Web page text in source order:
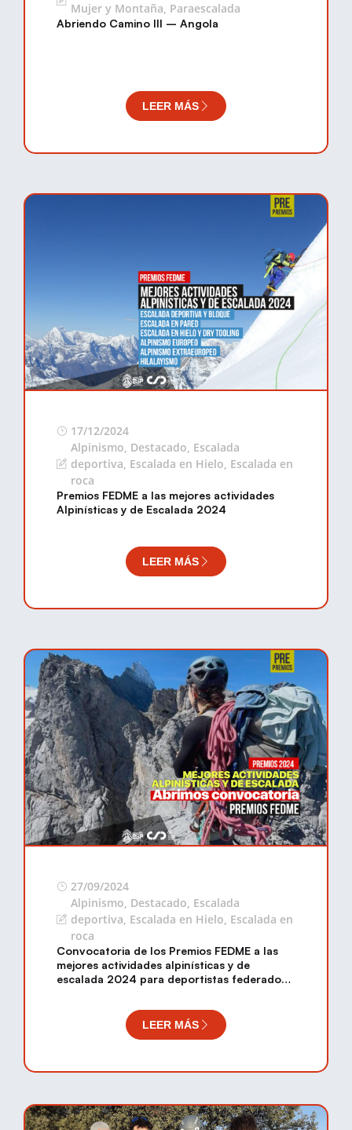
Mujer y Montaña, Paraescalada
Abriendo Camino III – Angola
LEER MÁS
17/12/2024
Alpinismo, Destacado, Escalada
deportiva, Escalada en Hielo, Escalada en
roca
Premios FEDME a las mejores actividades
Alpinísticas y de Escalada 2024
LEER MÁS
27/09/2024
Alpinismo, Destacado, Escalada
deportiva, Escalada en Hielo, Escalada en
roca
Convocatoria de los Premios FEDME a las
mejores actividades alpinísticas y de
escalada 2024 para deportistas federados
LEER MÁS